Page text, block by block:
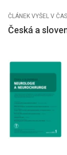
ČLÁNEK VYŠEL V
Česká a